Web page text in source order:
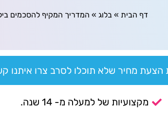
דף הבית » בלוג » המדריך המקיף להסכמים
הצעת מחיר שלא תוכלו לסרב צרו איתנו
מקצועיות של למעלה מ- 14 שנה.